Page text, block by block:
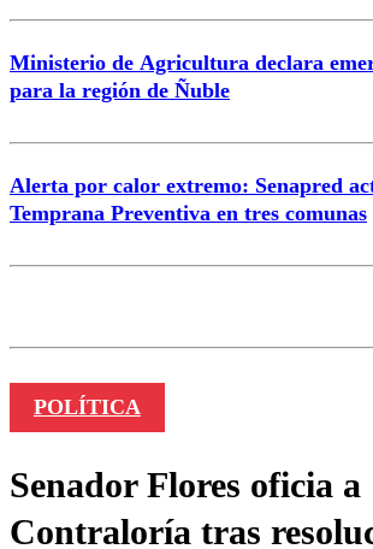
Ministerio de Agricultura declara
para la región de Ñuble
Alerta por calor extremo: Senapred
Temprana Preventiva en tres comunas
POLÍTICA
Senador Flores oficia a
Contraloría tras